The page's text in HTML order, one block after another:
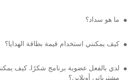
ما هو سداد؟
كيف يمكنني استخدام قيمة بطاقة الهدايا؟
لدي بالفعل عضوية برنامج شكرًا. كيف
مشترياتي أونلاين؟